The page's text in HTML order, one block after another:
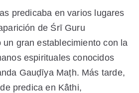
predicaba en varios lugares
de Śrī Guru
un gran establecimiento con la
espirituales conocidos
Gauḍīya Maṭh. Más tarde,
predica en Kā̐thi,